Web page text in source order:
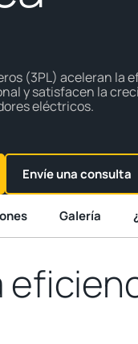
(3PL) aceleran la
y satisfacen la
eléctricos.
Envíe una consulta
Galería